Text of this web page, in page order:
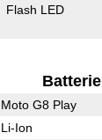
Flash LED
Batterie
Moto G8 Play
Li-Ion